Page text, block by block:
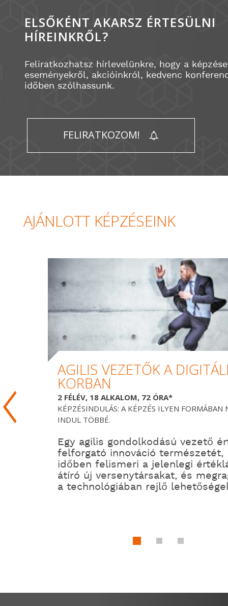
ELSŐKÉNT AKARSZ ÉRTESÜLNI
HÍREINKRŐL?
Feliratkozhatsz hírlevelünkre, hogy a
eseményekről, akcióinkról, kedvenc
időben szólhassunk.
FELIRATKOZOM!
AJÁNLOTT KÉPZÉSEINK
AGILIS VEZETŐK A
KORBAN
2 FÉLÉV, 18 ALKALOM, 72 ÓRA*
KÉPZÉSINDULÁS: A KÉPZÉS ILYEN FORMÁBAN
INDUL TÖBBÉ.
Egy agilis gondolkodású vezető
felforgató innováció természetét,
időben felismeri a jelenlegi
átíró új versenytársakat, és
a technológiában rejlő